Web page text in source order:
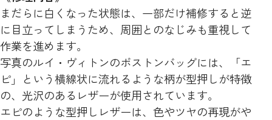
まだらに白くなった状態は、一部だけ補修すると逆
に目立ってしまうため、周囲とのなじみも重視して
作業を進めます。
写真のルイ・ヴィトンのボストンバッグには、「エ
ピ」という横線状に流れるような柄が型押しが特徴
の、光沢のあるレザーが使用されています。
エピのような型押しレザーは、色やツヤの再現がや